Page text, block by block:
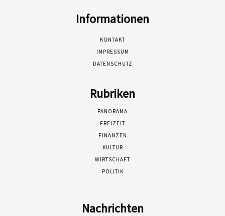
Informationen
KONTAKT
IMPRESSUM
DATENSCHUTZ
Rubriken
PANORAMA
FREIZEIT
FINANZEN
KULTUR
WIRTSCHAFT
POLITIK
Nachrichten